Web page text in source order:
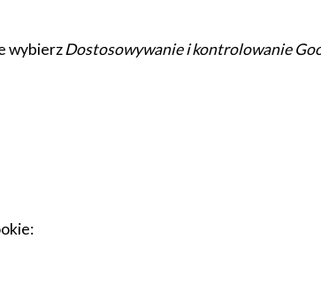
wybierzDostosowywanie i kontrolowanie